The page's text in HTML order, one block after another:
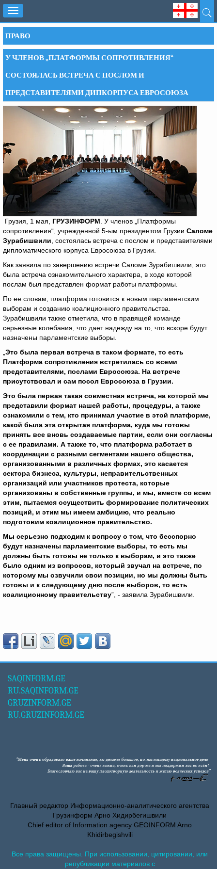
Toggle
navigation
ПРАВО
У ЧЛЕНОВ „ПЛАТФОРМЫ СОПРОТИВЛЕНИЯ“
СОСТОЯЛАСЬ ВСТРЕЧА С ПОСЛОМ И
ПРЕДСТАВИТЕЛЯМИ ДИПКОРПУСА ЕВРОСОЮЗА
Грузия, 1 мая, ГРУЗИНФОРМ . У членов „Платформы
сопротивления“, учрежденной 5-ым президентом Грузии Саломе
Зурабишвили , состоялась встреча с послом и представителями
дипломатического корпуса Евросоюза в Грузии.
Как заявила по завершению встречи Саломе Зурабишвили, это
была встреча ознакомительного характера, в ходе которой
послам был представлен формат работы платформы.
По ее словам, платформа готовится к новым парламентским
выборам и созданию коалиционного правительства.
Зурабишвили также отметила, что в правящей команде
серьезные колебания, что дает надежду на то, что вскоре будут
назначены парламентские выборы.
Это была первая встреча в таком формате, то есть
Платформа сопротивления встретилась со всеми
представителями, послами Евросоюза. На встрече
присутствовал и сам посол Евросоюза в Грузии.
Это была первая такая совместная встреча, на которой мы
представили формат нашей работы, процедуры, а также
ознакомили с тем, кто принимал участие в этой платформе,
какой была эта открытая платформа, куда мы готовы
принять все вновь создаваемые партии, если они согласны
с ее правилами. А также то, что платформа работает в
координации с разными сегментами нашего общества,
организованными в различных формах, это касается
сектора бизнеса, культуры, неправительственных
организаций или участников протеста, которые
организованы в собственные группы, и мы, вместе со всем
этим, пытаемся осуществить формирование политических
позиций, и этим мы имеем амбицию, что реально
подготовим коалиционное правительство.
Мы серьезно подходим к вопросу о том, что бесспорно
будут назначены парламентские выборы, то есть мы
должны быть готовы не только к выборам, и это также
было одним из вопросов, который звучал на встрече, по
которому мы озвучили свои позиции, но мы должны быть
готовы и к следующему дню после выборов, то есть
коалиционному правительству”, - заявила Зурабишвили.
SAQINFORM.GE
RU.SAQINFORM.GE
GRUZINFORM.GE
RU.GRUZINFORM.GE
Главный редактор Информационно-аналитического агентства
Грузинформ Арно Хидирбегишвили
Chief editor of Information agency GEOINFORM Arno
Khidirbegishvili
Все права защищены. При использовании, цитировании, или
републикации материалов с